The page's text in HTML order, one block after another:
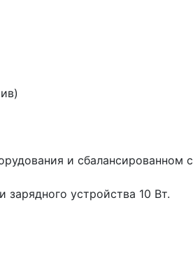
и сбалансированном
устройства 10 Вт.